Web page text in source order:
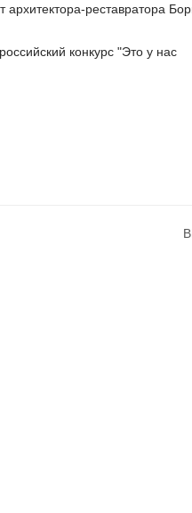
реставратора
конкурс "Это у нас